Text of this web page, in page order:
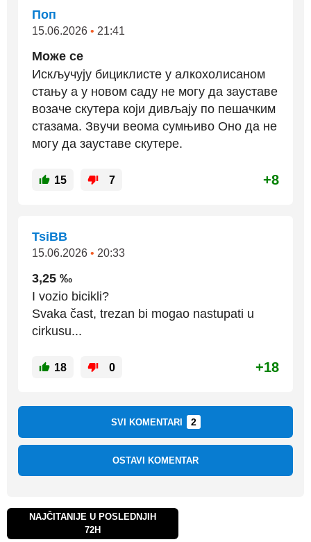
Поп
15.06.2026 • 21:41
Може се
Искључују бициклисте у алкохолисаном
стању а у новом саду не могу да зауставе
возаче скутера који дивљају по пешачким
стазама. Звучи веома сумњиво Оно да не
могу да зауставе скутере.
15 7 +8
TsiBB
15.06.2026 • 20:33
3,25 ‰
I vozio bicikli?
Svaka čast, trezan bi mogao nastupati u
cirkusu...
18 0 +18
SVI KOMENTARI 2
OSTAVI KOMENTAR
NAJČITANIJE U POSLEDNJIH
72H